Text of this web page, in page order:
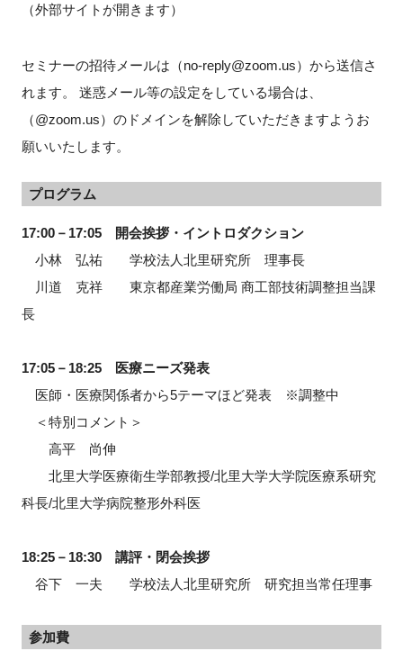
閉じる
（外部サイトが開きます）
セミナーの招待メールは（no-reply@zoom.us）から送信さ
れます。 迷惑メール等の設定をしている場合は、
（@zoom.us）のドメインを解除していただきますようお
願いいたします。
プログラム
17:00－17:05 開会挨拶・イントロダクション
小林 弘祐 学校法人北里研究所 理事長
川道 克祥 東京都産業労働局 商工部技術調整担当課
長
17:05－18:25 医療ニーズ発表
医師・医療関係者から5テーマほど発表 ※調整中
＜特別コメント＞
高平 尚伸
北里大学医療衛生学部教授/北里大学大学院医療系研究
科長/北里大学病院整形外科医
18:25－18:30 講評・閉会挨拶
谷下 一夫 学校法人北里研究所 研究担当常任理事
参加費